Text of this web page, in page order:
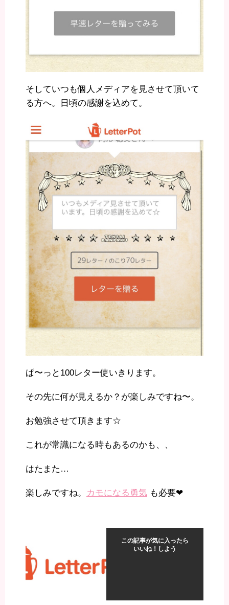
そしていつも個人メディアを見させて頂いて
る方へ。日頃の感謝を込めて。
ぱ〜っと100レター使いきります。
その先に何が見えるか？が楽しみですね〜。
お勉強させて頂きます☆
これが常識になる時もあるのかも、、
はたまた…
楽しみですね。 カモになる勇気 も必要❤︎
この記事が気に入ったら
いいね！しよう